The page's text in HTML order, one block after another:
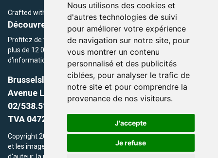
Nous utilisons des cookies et
d'autres technologies de suivi
pour améliorer votre expérience
de navigation sur notre site, pour
vous montrer un contenu
personnalisé et des publicités
ciblées, pour analyser le trafic de
notre site et pour comprendre la
provenance de nos visiteurs.
J'accepte
Je refuse
Crafted with by Brusselslife Team
Découvrez plus de 12 000 adresses et événements
Profitez de toutes les sections de BrusselsLife.be et découvrez
plus de 12 000 adresses et un grand choix d'événements,
d'informations et de conseils et astuces de notre écriture.
Brusselslife.be
Avenue Louise, 500 -1050 Ixelles, Brussels,
02/538.51.49.
TVA 0472.281.221
Copyright 2026 © Brusselslife.be Tous droits réservés. Le contenu
et les images utilisés sur ce site sont protégés par le droit
d'auteur. la propriétaires respectifs.